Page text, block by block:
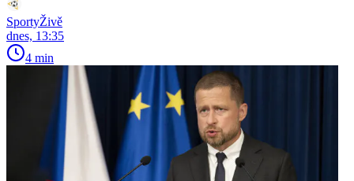
SportyŽivě
dnes, 13:35
4 min